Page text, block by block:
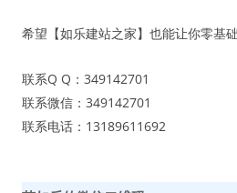
希望【如乐建站之家】也能让你零基
联系Q Q：349142701
联系微信：349142701
联系电话：13189611692